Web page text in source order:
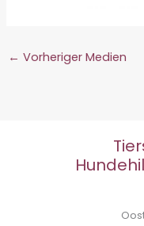
← Vorheriger Medien